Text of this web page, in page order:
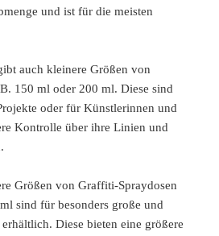
und ist für die meisten
auch kleinere Größen von
150 ml oder 200 ml. Diese sind
oder für Künstlerinnen und
Kontrolle über ihre Linien und
Größen von Graffiti-Spraydosen
sind für besonders große und
Diese bieten eine größere